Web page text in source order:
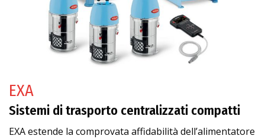
EXA
Sistemi di trasporto centralizzati compatti
EXA estende la comprovata affidabilità dell’alimentatore